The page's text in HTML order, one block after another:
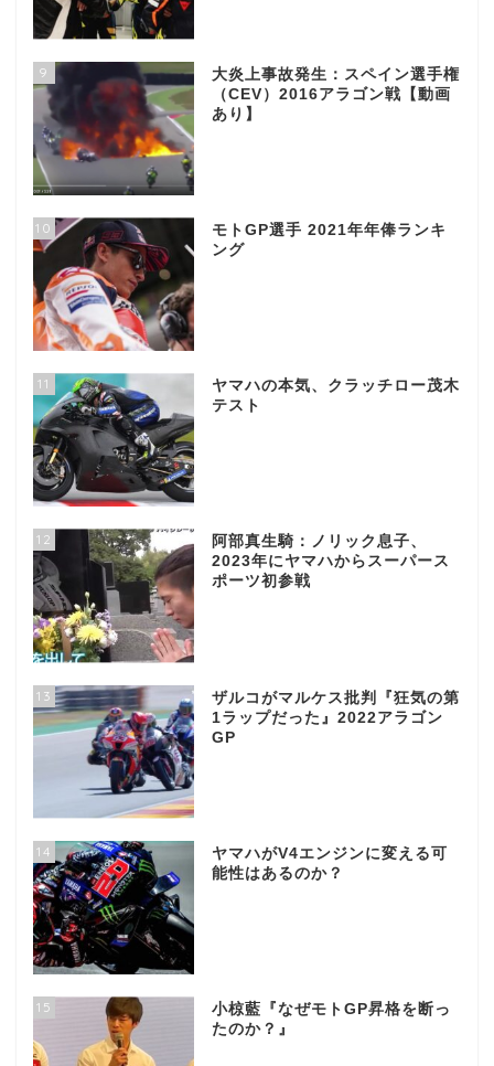
9
大炎上事故発生：スペイン選手権
（CEV）2016アラゴン戦【動画
あり】
10
モトGP選手 2021年年俸ランキ
ング
11
ヤマハの本気、クラッチロー茂木
テスト
12
阿部真生騎：ノリック息子、
2023年にヤマハからスーパース
ポーツ初参戦
13
ザルコがマルケス批判『狂気の第
1ラップだった』2022アラゴン
GP
14
ヤマハがV4エンジンに変える可
能性はあるのか？
15
小椋藍『なぜモトGP昇格を断っ
たのか？』